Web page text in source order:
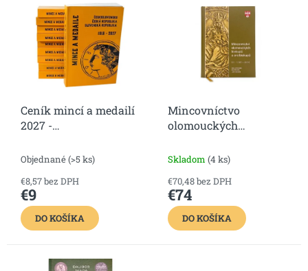
Ceník mincí a medailí
2027 -
SR
Objednané(>5 ks)
€8,57 bez DPH
€9
DO KOŠÍKA
Mincovníctvo
olomouckých
arcibiskupov - Diel I.
Skladom (4 ks)
€70,48 bez DPH
€74
DO KOŠÍKA